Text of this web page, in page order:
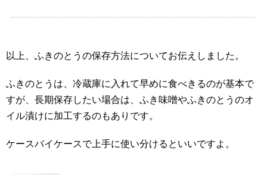
以上、ふきのとうの保存方法についてお伝えしました。
ふきのとうは、冷蔵庫に入れて早めに食べきるのが基本で
すが、長期保存したい場合は、ふき味噌やふきのとうのオ
イル漬けに加工するのもありです。
ケースバイケースで上手に使い分けるといいですよ。